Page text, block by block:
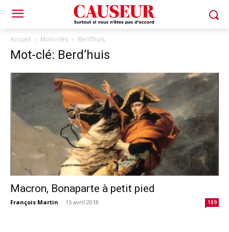
Accueil Mots-clés Berd’huis
Mot-clé: Berd’huis
Macron, Bonaparte à petit pied
François Martin - 15 avril 2018 189